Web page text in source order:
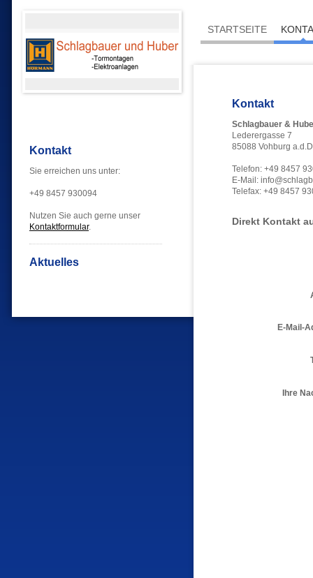
Kontakt
Sie erreichen uns unter:
+49 8457 930094
Nutzen Sie auch gerne unser
Kontaktformular.
Aktuelles
STARTSEITE
Kontakt
Schlagbauer &
Lederergasse 7
85088 Vohburg
Telefon: +49 8457
E-Mail:
Telefax: +49 8457
Direkt Kontakt
E-Mail-
Ihre